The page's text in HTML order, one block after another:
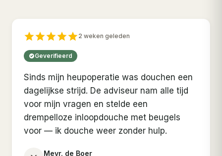
2 weken geleden
Geverifieerd
Sinds mijn heupoperatie was douchen een
dagelijkse strijd. De adviseur nam alle tijd
voor mijn vragen en stelde een
drempelloze inloopdouche met beugels
voor — ik douche weer zonder hulp.
Mevr. de Boer